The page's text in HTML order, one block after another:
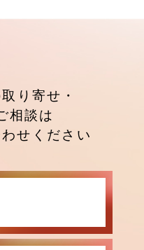
り寄せ・
相談は
せください